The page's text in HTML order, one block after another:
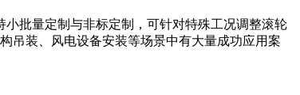
批量定制与非标定制，可针对特殊工况调整滚轮
吊装、风电设备安装等场景中有大量成功应用案